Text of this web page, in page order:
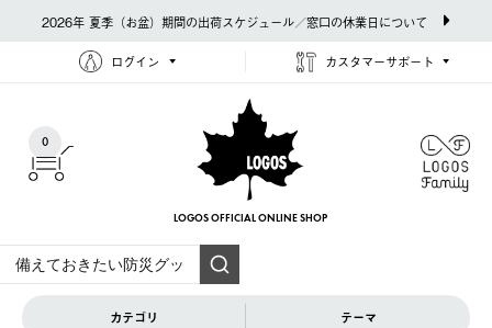
2026年 夏季（お盆）期間の出荷スケジュール／窓口の休業日について
ログイン カスタマーサポート
0
LOGOS OFFICIAL ONLINE SHOP
カテゴリ テーマ